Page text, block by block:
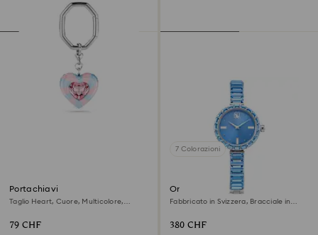
Portachiavi
Taglio Heart, Cuore, Multicolore,
79 CHF
7 Colorazioni
Orologio Matrix bangle
Fabbricato in Svizzera, Bracciale in
380 CHF